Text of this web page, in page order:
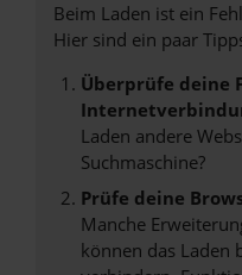
Beim Laden ist ein
Hier sind ein paar
Überprüfe deine
Laden andere
Suchmaschine?
Prüfe deine
Manche
können das Laden